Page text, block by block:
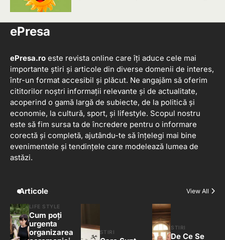
5
ePresa
ePresa.ro este revista online care îți aduce cele mai
importante știri și articole din diverse domenii de interes,
într-un format accesibil și plăcut. Ne angajăm să oferim
cititorilor noștri informații relevante și de actualitate,
acoperind o gamă largă de subiecte, de la politică și
economie, la cultură, sport, și lifestyle. Scopul nostru
este să fim sursa ta de încredere pentru o informare
corectă și completă, ajutându-te să înțelegi mai bine
evenimentele și tendințele care modelează lumea de
astăzi.
Articole View All
LIFE STYLE
Cum poți
urgenta
organizarea
STIRI
STIRI
De Ce Se